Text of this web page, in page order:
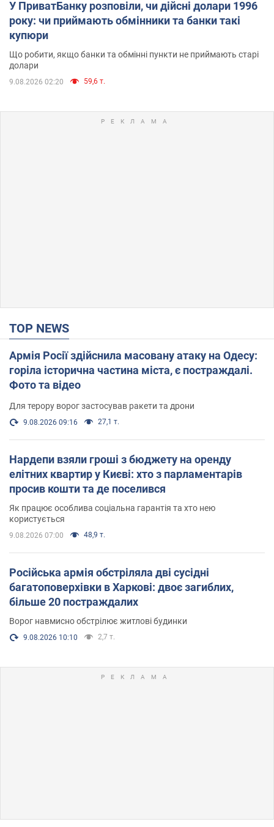
У ПриватБанку розповіли, чи дійсні долари 1996
року: чи приймають обмінники та банки такі
купюри
Що робити, якщо банки та обмінні пункти не приймають старі
долари
9.08.2026 02:20 59,6 т.
TOP NEWS
Армія Росії здійснила масовану атаку на Одесу:
горіла історична частина міста, є постраждалі.
Фото та відео
Для терору ворог застосував ракети та дрони
9.08.2026 09:16 27,1 т.
Нардепи взяли гроші з бюджету на оренду
елітних квартир у Києві: хто з парламентарів
просив кошти та де поселився
Як працює особлива соціальна гарантія та хто нею
користується
9.08.2026 07:00 48,9 т.
Російська армія обстріляла дві сусідні
багатоповерхівки в Харкові: двоє загиблих,
більше 20 постраждалих
Ворог навмисно обстрілює житлові будинки
9.08.2026 10:10 2,7 т.